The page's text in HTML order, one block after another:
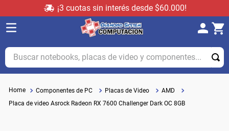
¡3 cuotas sin interés desde $60.000!
Buscar notebooks, placas de video y componentes...
Componentes de PC Placas de Video
AMD
Placa de video Asrock Radeon RX 7600 Challenger Dark OC 8GB